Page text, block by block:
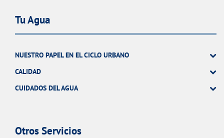
Tu Agua
NUESTRO PAPEL EN EL CICLO URBANO
CALIDAD
CUIDADOS DEL AGUA
Otros Servicios